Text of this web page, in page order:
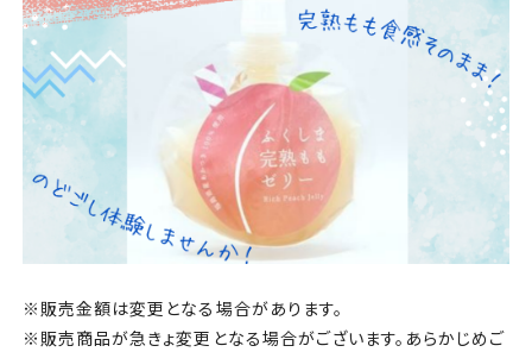
※販売金額は変更となる場合があります。
※販売商品が急きょ変更となる場合がございます。あらかじめご